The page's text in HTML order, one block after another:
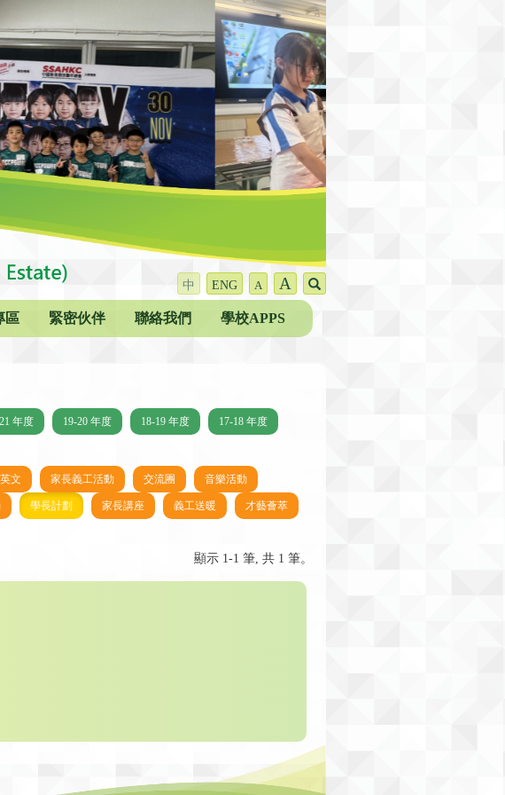
中 ENG A A
區 緊密伙伴 聯絡我們 學校APPS
年度 19-20 年度 18-19 年度 17-18 年度
英文 家長義工活動 交流團 音樂活動
學長計劃 家長講座 義工送暖 才藝薈萃
顯示 1-1 筆, 共 1 筆。